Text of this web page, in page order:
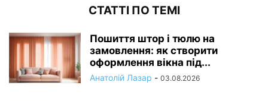
СТАТТІ ПО ТЕМІ
Пошиття штор і тюлю на
замовлення: як створити
оформлення вікна під...
Анатолій Лазар - 03.08.2026